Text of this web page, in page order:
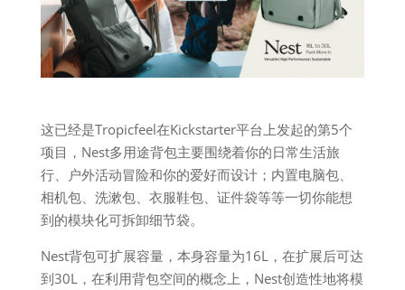
这已经是Tropicfeel在Kickstarter平台上发起的第5个
项目，Nest多用途背包主要围绕着你的日常生活旅
行、户外活动冒险和你的爱好而设计；内置电脑包、
相机包、洗漱包、衣服鞋包、证件袋等等一切你能想
到的模块化可拆卸细节袋。
Nest背包可扩展容量，本身容量为16L，在扩展后可达
到30L，在利用背包空间的概念上，Nest创造性地将模